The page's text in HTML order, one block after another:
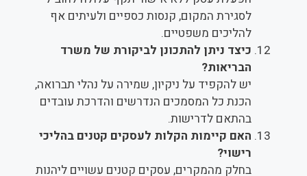
לסגירת המקום, קנסות כספיים ולעיתים אף
להליכים משפטיים.
כיצד ניתן להתכונן לביקורת של משרד
הבריאות?
יש להקפיד על ניקיון, שמירה על נהלי תברואה,
הכנת כל המסמכים הנדרשים והדרכת עובדים
בהתאם לדרישות.
האם קיימות הקלות לעסקים קטנים בהליכי
רישוי?
בחלק מהמקרים, עסקים קטנים עשויים ליהנות